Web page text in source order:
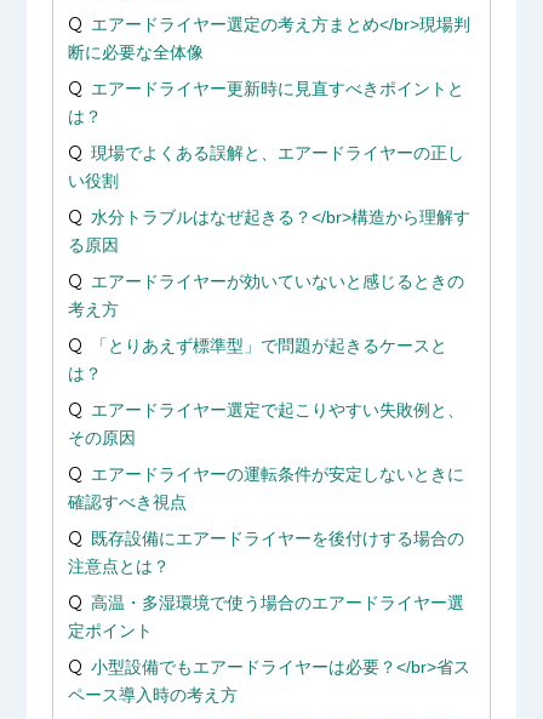
エアードライヤー選定の考え方まとめ</br>現場判
断に必要な全体像
エアードライヤー更新時に見直すべきポイントと
は？
現場でよくある誤解と、エアードライヤーの正し
い役割
水分トラブルはなぜ起きる？</br>構造から理解す
る原因
エアードライヤーが効いていないと感じるときの
考え方
「とりあえず標準型」で問題が起きるケースと
は？
エアードライヤー選定で起こりやすい失敗例と、
その原因
エアードライヤーの運転条件が安定しないときに
確認すべき視点
既存設備にエアードライヤーを後付けする場合の
注意点とは？
高温・多湿環境で使う場合のエアードライヤー選
定ポイント
小型設備でもエアードライヤーは必要？</br>省ス
ペース導入時の考え方